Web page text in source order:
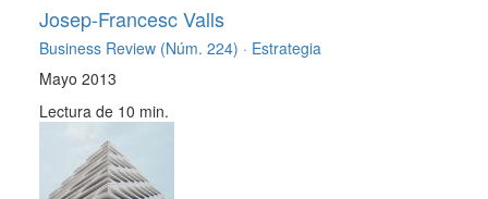
Josep-Francesc Valls
Business Review (Núm. 224) · Estrategia
Mayo 2013
Lectura de 10 min.